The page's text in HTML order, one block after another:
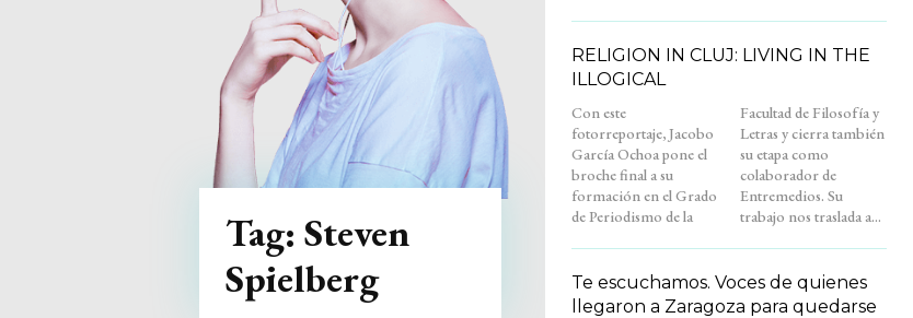
Tag: Steven
Spielberg
RELIGION IN CLUJ: LIVING IN THE
ILLOGICAL
Con este
fotorreportaje, Jacobo
García Ochoa pone el
broche final a su
formación en el Grado
de Periodismo de la
Facultad de Filosofía y
Letras y cierra también
su etapa como
colaborador de
Entremedios. Su
trabajo nos traslada a...
Te escuchamos. Voces de quienes
llegaron a Zaragoza para quedarse